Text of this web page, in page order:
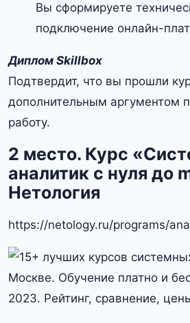
Вы сформируете
подключение онлайн-
Диплом Skillbox
Подтвердит, что вы прошли
дополнительным аргументом
работу.
2 место. Курс
аналитик с нуля до
Нетология
https://netology.ru/programs/